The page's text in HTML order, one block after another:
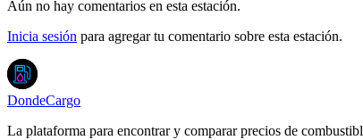
Aún no hay comentarios en esta estación.
Inicia sesión para agregar tu comentario sobre esta estación.
DondeCargo
La plataforma para encontrar y comparar precios de